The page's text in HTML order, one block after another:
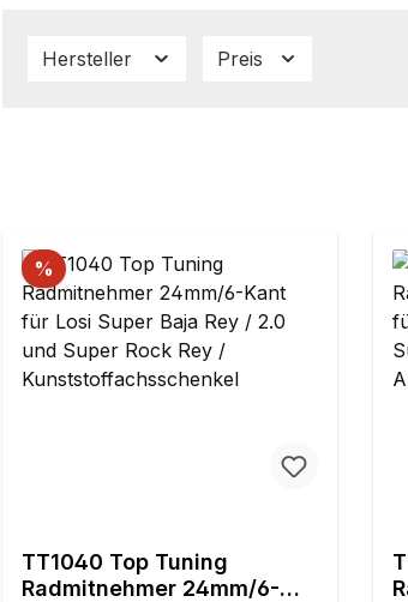
Hersteller Preis
%
TT1040 Top Tuning
Radmitnehmer 24mm/6-